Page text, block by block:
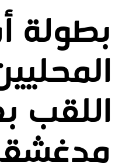
بطولة
اللقب
مدغشقر